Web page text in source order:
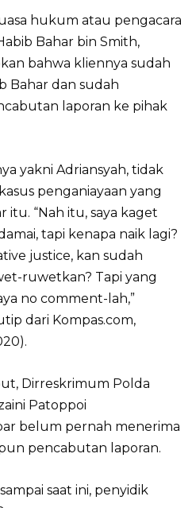
hukum atau pengacara
Bahar bin Smith,
bahwa kliennya sudah
Bahar dan sudah
laporan ke pihak
yakni Adriansyah, tidak
penganiayaan yang
itu. “Nah itu, saya kaget
tapi kenapa naik lagi?
justice, kan sudah
ruwetkan? Tapi yang
no comment-lah,”
dari Kompas.com,
Dirreskrimum Polda
Patoppoi
belum pernah menerima
pencabutan laporan.
saat ini, penyidik